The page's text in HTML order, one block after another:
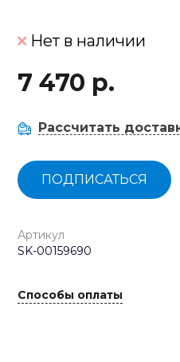
Нет в наличии
7 470 р.
Рассчитать
ПОДПИСАТЬСЯ
Артикул
SK-00159690
Способы оплаты